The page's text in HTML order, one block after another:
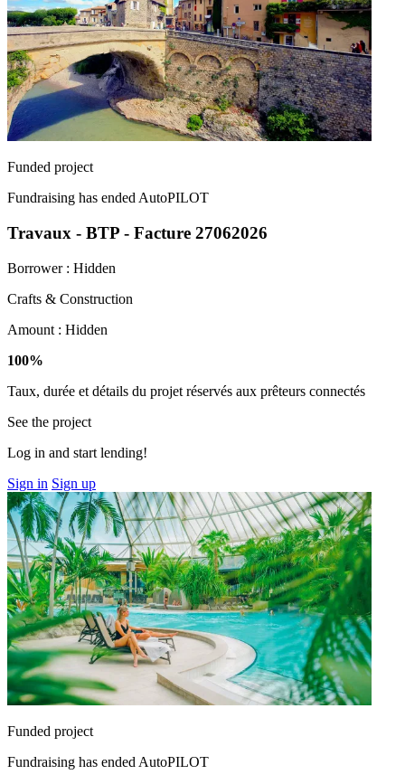
Funded project
Fundraising has endedAutoPILOT
Travaux - BTP - Facture 27062026
Borrower : Hidden
Crafts & Construction
Amount : Hidden
100%
Taux, durée et détails du projet réservés aux prêteurs connectés
See the project
Log in and start lending!
Sign in Sign up
Funded project
Fundraising has ended AutoPILOT